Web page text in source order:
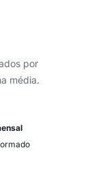
por
média.